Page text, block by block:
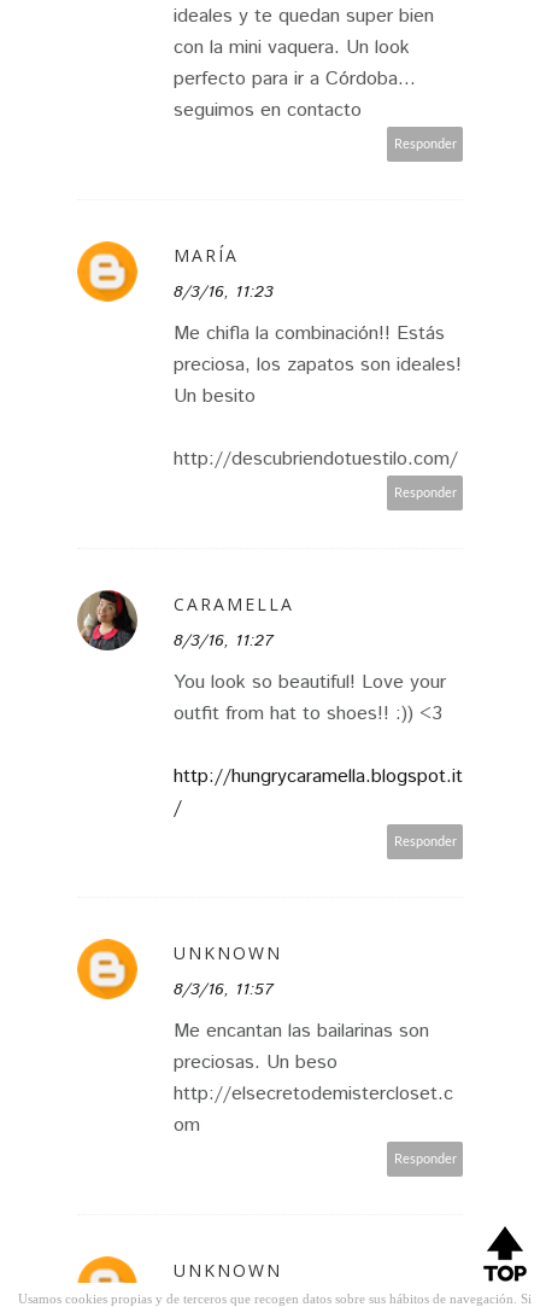
ideales y te quedan super bien
con la mini vaquera. Un look
perfecto para ir a Córdoba...
seguimos en contacto
Responder
MARÍA
8/3/16, 11:23
Me chifla la combinación!! Estás
preciosa, los zapatos son ideales!
Un besito
http://descubriendotuestilo.com/
Responder
CARAMELLA
8/3/16, 11:27
You look so beautiful! Love your
outfit from hat to shoes!! :)) <3
http://hungrycaramella.blogspot.it
/
Responder
UNKNOWN
8/3/16, 11:57
Me encantan las bailarinas son
preciosas. Un beso
http://elsecretodemistercloset.c
om
Responder
UNKNOWN
Usamos cookies propias y de terceros que recogen datos sobre sus hábitos de navegación. Si